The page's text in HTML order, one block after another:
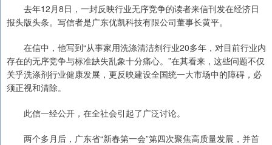
去年12月8日，一封反映行业无序竞争的读者来信刊发在经济日
报头版头条。写信者是广东优凯科技有限公司董事长黄平。
在信中，他写到“从事家用洗涤清洁剂行业20多年，对目前行业内
存在的无序竞争与标准缺失乱象十分痛心。”在其看来，这些问题不仅
关乎洗涤剂行业健康发展，更反映建设全国统一大市场中的障碍，必
须正视和清除。
此信一经公开，在全社会引起了广泛讨论。
两个多月后，广东省“新春第一会”第四次聚焦高质量发展，并首